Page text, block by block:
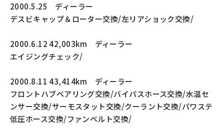
2000.5.25 ディーラー
デスビキャップ＆ローター交換/左リアショック交換/
2000.6.12 42,003km ディーラー
エイジングチェック/
2000.8.11 43,414km ディーラー
フロントハブベアリング交換/バイパスホース交換/水温セ
ンサー交換/サーモスタット交換/クーラント交換/パワステ
低圧ホース交換/ファンベルト交換/